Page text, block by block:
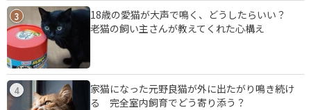
3
18歳の愛猫が大声で鳴く、どうしたらいい？
老猫の飼い主さんが教えてくれた心構え
4
家猫になった元野良猫が外に出たがり鳴き続け
る 完全室内飼育でどう寄り添う？